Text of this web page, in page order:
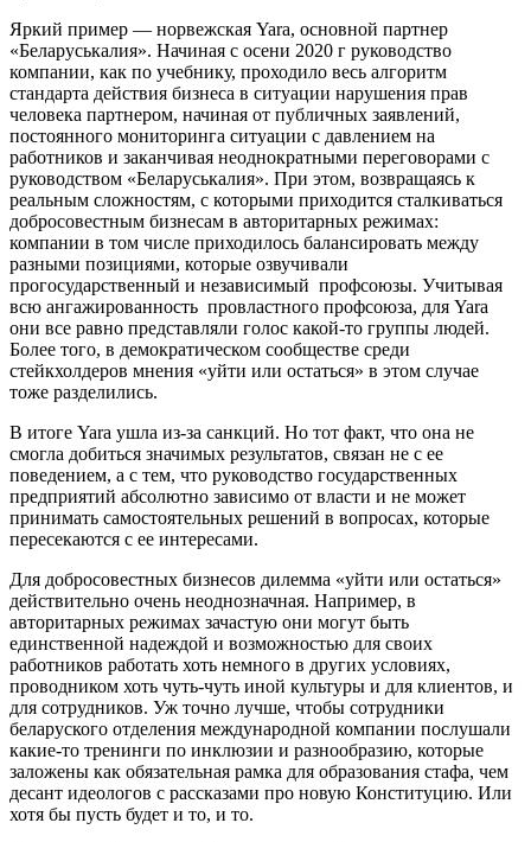
Яркий пример — норвежская Yara, основной партнер
«Беларуськалия». Начиная с осени 2020 г руководство
компании, как по учебнику, проходило весь алгоритм
стандарта действия бизнеса в ситуации нарушения прав
человека партнером, начиная от публичных заявлений,
постоянного мониторинга ситуации с давлением на
работников и заканчивая неоднократными переговорами с
руководством «Беларуськалия». При этом, возвращаясь к
реальным сложностям, с которыми приходится сталкиваться
добросовестным бизнесам в авторитарных режимах:
компании в том числе приходилось балансировать между
разными позициями, которые озвучивали
прогосударственный и независимый профсоюзы. Учитывая
всю ангажированность провластного профсоюза, для Yara
они все равно представляли голос какой-то группы людей.
Более того, в демократическом сообществе среди
стейкхолдеров мнения «уйти или остаться» в этом случае
тоже разделились.
В итоге Yara ушла из-за санкций. Но тот факт, что она не
смогла добиться значимых результатов, связан не с ее
поведением, а с тем, что руководство государственных
предприятий абсолютно зависимо от власти и не может
принимать самостоятельных решений в вопросах, которые
пересекаются с ее интересами.
Для добросовестных бизнесов дилемма «уйти или остаться»
действительно очень неоднозначная. Например, в
авторитарных режимах зачастую они могут быть
единственной надеждой и возможностью для своих
работников работать хоть немного в других условиях,
проводником хоть чуть-чуть иной культуры и для клиентов, и
для сотрудников. Уж точно лучше, чтобы сотрудники
беларуского отделения международной компании послушали
какие-то тренинги по инклюзии и разнообразию, которые
заложены как обязательная рамка для образования стафа, чем
десант идеологов с рассказами про новую Конституцию. Или
хотя бы пусть будет и то, и то.